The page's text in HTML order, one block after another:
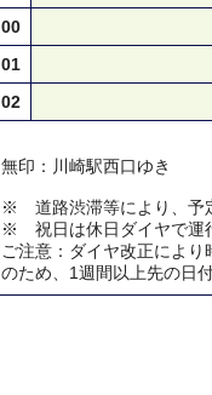
00
01
02
無印：川崎駅西口ゆき
※ 道路渋滞等により、予
※ 祝日は休日ダイヤで運
ご注意：ダイヤ改正によ
のため、1週間以上先の日